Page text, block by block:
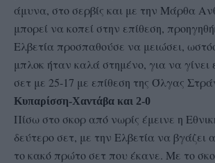
άμυνα, στο σερβίς και με την Μάρθα
μπορεί να κοπεί στην επίθεση,
Ελβετία προσπαθούσε να μειώσει,
μπλοκ ήταν καλά στημένο, για να γίνει
σετ με 25-17 με επίθεση της Όλγας
Κυπαρίσση-Χαντάβα και 2-0
Πίσω στο σκορ από νωρίς έμεινε η
δεύτερο σετ, με την Ελβετία να βγάζει
το κακό πρώτο σετ που έκανε. Με το